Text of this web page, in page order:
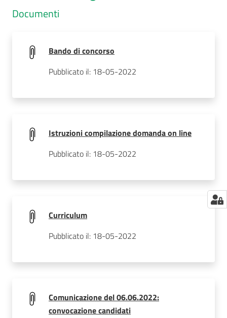
Documenti
Bando di concorso
Pubblicato il: 18-05-2022
Istruzioni compilazione domanda on line
Pubblicato il: 18-05-2022
Curriculum
Pubblicato il: 18-05-2022
Comunicazione del 06.06.2022:
convocazione candidati